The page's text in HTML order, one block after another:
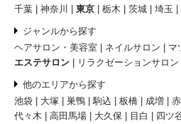
千葉
神奈川 東京 栃木 茨城 埼玉
ジャンルから探す
ヘアサロン・美容室
ネイルサロン
マ
エステサロン
リラクゼーションサロン
他のエリアから探す
池袋
大塚 巣鴨 駒込 板橋 成増
代々木
高田馬場 大久保 目白 四ツ